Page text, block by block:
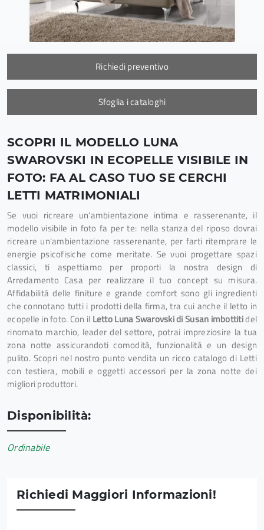
Richiedi preventivo
Sfoglia i cataloghi
SCOPRI IL MODELLO LUNA
SWAROVSKI IN ECOPELLE VISIBILE IN
FOTO: FA AL CASO TUO SE CERCHI
LETTI MATRIMONIALI
Se vuoi ricreare un'ambientazione intima e rasserenante, il
modello visibile in foto fa per te: nella stanza del riposo dovrai
ricreare un'ambientazione rasserenante, per farti ritemprare le
energie psicofisiche come meritate. Se vuoi progettare spazi
classici, ti aspettiamo per proporti la nostra design di
Arredamento Casa per realizzare il tuo concept su misura.
Affidabilità delle finiture e grande comfort sono gli ingredienti
che connotano tutti i prodotti della firma, tra cui anche il letto in
ecopelle in foto. Con il Letto Luna Swarovski di Susan imbottitidel
rinomato marchio, leader del settore, potrai impreziosire la tua
zona notte assicurandoti comodità, funzionalità e un design
pulito. Scopri nel nostro punto vendita un ricco catalogo di Letti
con testiera, mobili e oggetti accessori per la zona notte dei
migliori produttori.
Disponibilità:
Ordinabile
Richiedi Maggiori Informazioni!